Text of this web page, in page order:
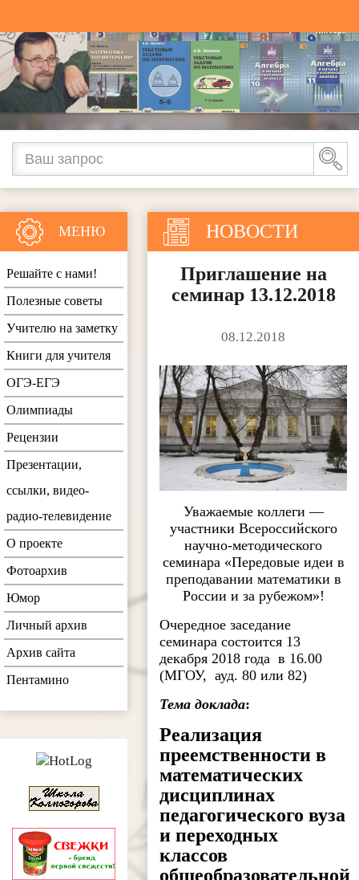
НОВОСТИ
Приглашение на
семинар 13.12.2018
08.12.2018
Уважаемые коллеги —
участники Всероссийского
научно-методического
семинара «Передовые идеи в
преподавании математики в
России и за рубежом»!
Очередное заседание
семинара состоится 13
декабря 2018 года в 16.00
(МГОУ, ауд. 80 или 82)
Тема доклада:
Реализация
преемственности в
математических
дисциплинах
педагогического вуза
и переходных
классов
общеобразовательной
МЕНЮ
Решайте с нами!
Полезные советы
Учителю на заметку
Книги для учителя
ОГЭ-ЕГЭ
Олимпиады
Рецензии
Презентации,
ссылки, видео-
радио-телевидение
О проекте
Фотоархив
Юмор
Личный архив
Архив сайта
Пентамино